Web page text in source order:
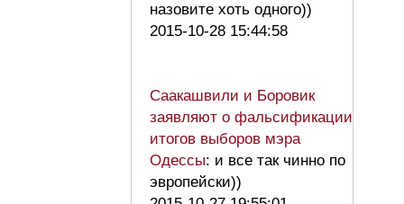
назовите хоть одного))
2015-10-28 15:44:58
Саакашвили и Боровик
заявляют о фальсификации
итогов выборов мэра
Одессы: и все так чинно по
эвропейски))